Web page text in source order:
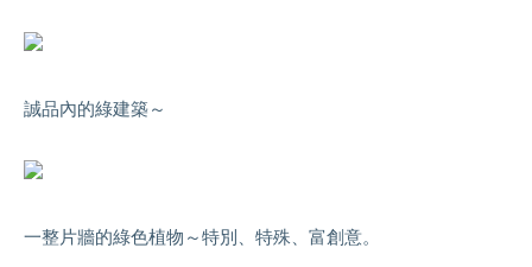
誠品內的綠建築～
一整片牆的綠色植物～特別、特殊、富創意。